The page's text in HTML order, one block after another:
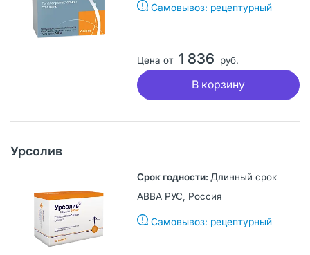
Самовывоз: рецептурный
Цена от 1 836 руб.
В корзину
Урсолив
Длинный срок
АВВА РУС, Россия
Самовывоз: рецептурный